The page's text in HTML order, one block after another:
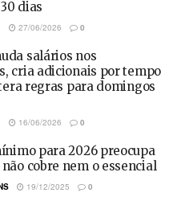
dias
27/06/2026 0
salários nos
cria adicionais por tempo
regras para domingos
16/06/2026 0
para 2026 preocupa
cobre nem o essencial
19/12/2025 0